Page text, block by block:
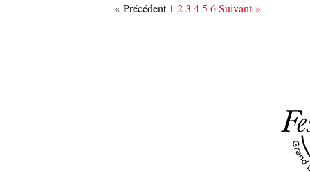
« Précédent 1 23 45 6Suivant »